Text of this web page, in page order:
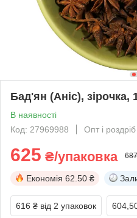
Бад'ян (Аніс), зірочка,
В наявності
Код: 27969988
Опт і роздріб
625 ₴/упаковка
Економія 62.50 ₴
616 ₴ від 2 упаковок